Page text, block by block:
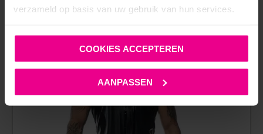
verzameld op basis van uw gebruik van hun services.
COOKIES ACCEPTEREN
AANPASSEN